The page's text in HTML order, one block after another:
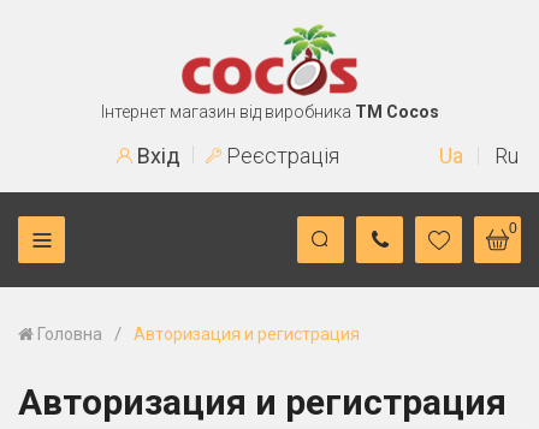
Інтернет магазин від виробника TM Cocos
Вхід Реєстрація Ua Ru
0
Головна / Авторизация и регистрация
Авторизация и регистрация